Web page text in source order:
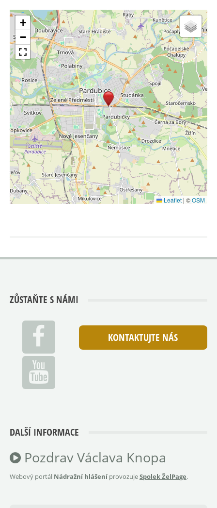
+
−
Leaflet | ©OSM
ZŮSTAŇTE S NÁMI
KONTAKTUJTE NÁS
DALŠÍ INFORMACE
Pozdrav Václava Knopa
Webový portál Nádražní hlášeníprovozujeSpolek ŽelPage.